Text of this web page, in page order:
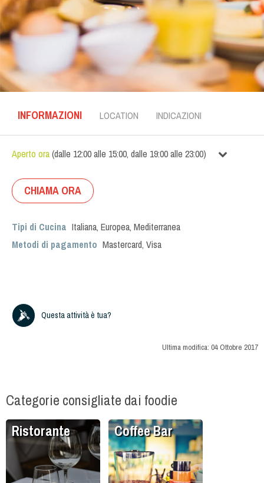
INFORMAZIONI LOCATION INDICAZIONI
Aperto ora(dalle 12:00alle 15:00, dalle 19:00alle 23:00)
CHIAMA ORA
Tipi di Cucina Italiana, Europea, Mediterranea
Metodi di pagamento Mastercard, Visa
Questa attività è tua?
Ultima modifica: 04 Ottobre 2017
Categorie consigliate dai foodie
Ristorante Coffee Bar